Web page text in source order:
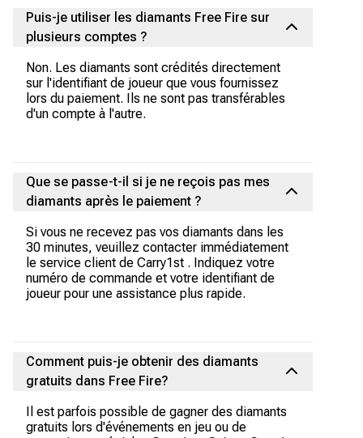
Puis-je utiliser les diamants Free Fire sur
plusieurs comptes ?
Non. Les diamants sont crédités directement
sur l'identifiant de joueur que vous fournissez
lors du paiement. Ils ne sont pas transférables
d'un compte à l'autre.
Que se passe-t-il si je ne reçois pas mes
diamants après le paiement ?
Si vous ne recevez pas vos diamants dans les
30 minutes, veuillez contacter immédiatement
le service client de Carry1st . Indiquez votre
numéro de commande et votre identifiant de
joueur pour une assistance plus rapide.
Comment puis-je obtenir des diamants
gratuits dans Free Fire?
Il est parfois possible de gagner des diamants
gratuits lors d'événements en jeu ou de